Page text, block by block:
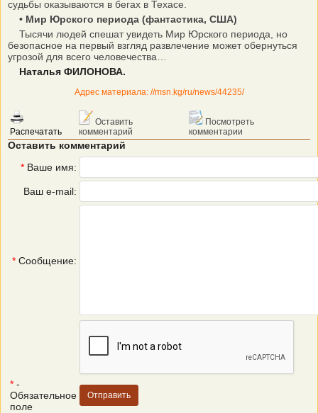
судьбы оказываются в бегах в Техасе.
• Мир Юрского периода (фантастика, США)
Тысячи людей спешат увидеть Мир Юрского периода, но
безопасное на первый взгляд развлечение может обернуться
угрозой для всего человечества…
Наталья ФИЛОНОВА.
Адрес материала: //msn.kg/ru/news/44235/
Распечатать
Оставить
комментарий
Посмотреть
комментарии
Оставить комментарий
* Ваше имя:
Ваш e-mail:
* Сообщение:
* -
Обязательное
поле